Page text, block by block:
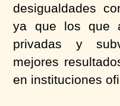
desigualdades
ya que los que
privadas y
mejores
en instituciones